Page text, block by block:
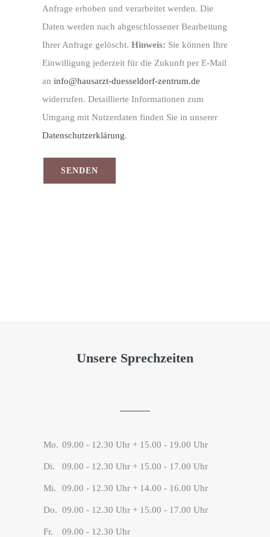
Anfrage erhoben und verarbeitet werden. Die
Daten werden nach abgeschlossener Bearbeitung
Ihrer Anfrage gelöscht. Hinweis: Sie können Ihre
Einwilligung jederzeit für die Zukunft per E-Mail
an info@hausarzt-duesseldorf-zentrum.de
widerrufen. Detaillierte Informationen zum
Umgang mit Nutzerdaten finden Sie in unserer
Datenschutzerklärung.
Unsere Sprechzeiten
Mo. 09.00 - 12.30 Uhr + 15.00 - 19.00 Uhr
Di. 09.00 - 12.30 Uhr + 15.00 - 17.00 Uhr
Mi. 09.00 - 12.30 Uhr + 14.00 - 16.00 Uhr
Do. 09.00 - 12.30 Uhr + 15.00 - 17.00 Uhr
Fr. 09.00 - 12.30 Uhr